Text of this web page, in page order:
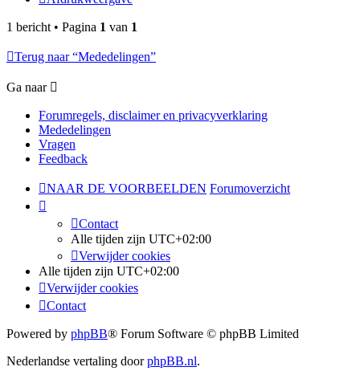
1 bericht • Pagina 1 van 1
Terug naar “Mededelingen”
Ga naar
Forumregels, disclaimer en privacyverklaring
Mededelingen
Vragen
Feedback
NAAR DE VOORBEELDEN Forumoverzicht
Contact
Alle tijden zijn UTC+02:00
Verwijder cookies
Alle tijden zijn UTC+02:00
Verwijder cookies
Contact
Powered by phpBB® Forum Software © phpBB Limited
Nederlandse vertaling doorphpBB.nl.